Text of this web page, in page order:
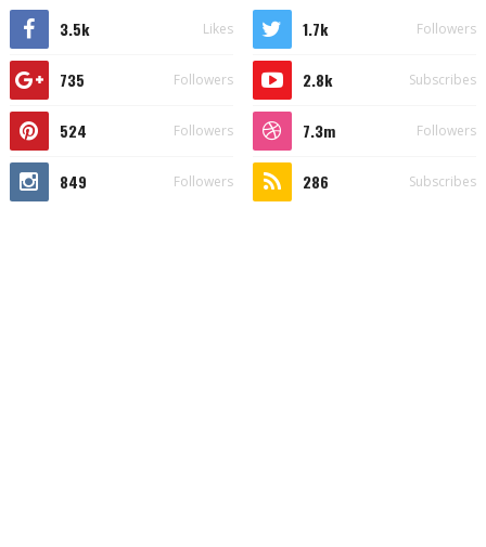
3.5k Likes 1.7k Followers
735 Followers 2.8k Subscribes
524 Followers 7.3m Followers
849 Followers 286 Subscribes